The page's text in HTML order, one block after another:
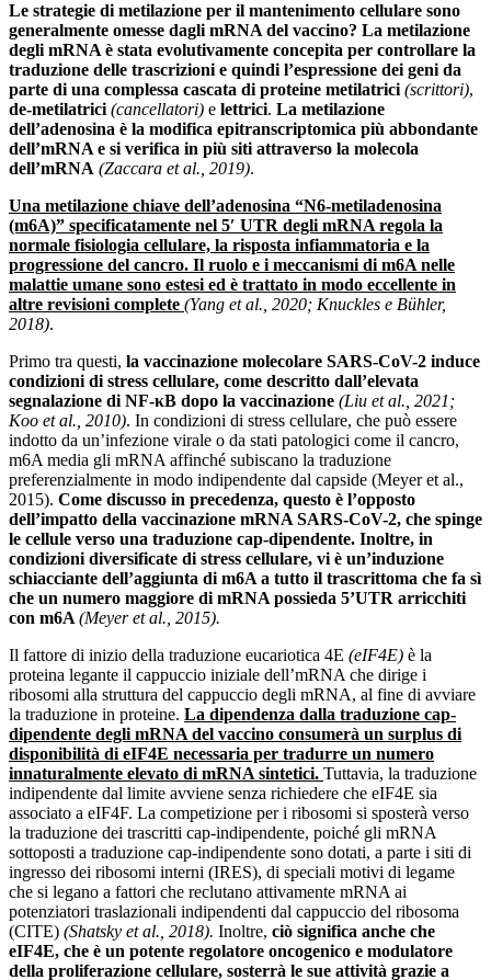
Le strategie di metilazione per il mantenimento cellulare sono
generalmente omesse dagli mRNA del vaccino? La metilazione
degli mRNA è stata evolutivamente concepita per controllare la
traduzione delle trascrizioni e quindi l’espressione dei geni da
parte di una complessa cascata di proteine metilatrici (scrittori),
de-metilatrici (cancellatori) e lettrici. La metilazione
dell’adenosina è la modifica epitranscriptomica più abbondante
dell’mRNA e si verifica in più siti attraverso la molecola
dell’mRNA (Zaccara et al., 2019).
Una metilazione chiave dell’adenosina “N6-metiladenosina
(m6A)” specificatamente nel 5′ UTR degli mRNA regola la
normale fisiologia cellulare, la risposta infiammatoria e la
progressione del cancro. Il ruolo e i meccanismi di m6A nelle
malattie umane sono estesi ed è trattato in modo eccellente in
altre revisioni complete (Yang et al., 2020; Knuckles e Bühler,
2018).
Primo tra questi, la vaccinazione molecolare SARS-CoV-2 induce
condizioni di stress cellulare, come descritto dall’elevata
segnalazione di NF-κB dopo la vaccinazione (Liu et al., 2021;
Koo et al., 2010). In condizioni di stress cellulare, che può essere
indotto da un’infezione virale o da stati patologici come il cancro,
m6A media gli mRNA affinché subiscano la traduzione
preferenzialmente in modo indipendente dal capside (Meyer et al.,
2015). Come discusso in precedenza, questo è l’opposto
dell’impatto della vaccinazione mRNA SARS-CoV-2, che spinge
le cellule verso una traduzione cap-dipendente. Inoltre, in
condizioni diversificate di stress cellulare, vi è un’induzione
schiacciante dell’aggiunta di m6A a tutto il trascrittoma che fa sì
che un numero maggiore di mRNA possieda 5’UTR arricchiti
con m6A (Meyer et al., 2015).
Il fattore di inizio della traduzione eucariotica 4E (eIF4E) è la
proteina legante il cappuccio iniziale dell’mRNA che dirige i
ribosomi alla struttura del cappuccio degli mRNA, al fine di avviare
la traduzione in proteine. La dipendenza dalla traduzione cap-
dipendente degli mRNA del vaccino consumerà un surplus di
disponibilità di eIF4E necessaria per tradurre un numero
innaturalmente elevato di mRNA sintetici. Tuttavia, la traduzione
indipendente dal limite avviene senza richiedere che eIF4E sia
associato a eIF4F. La competizione per i ribosomi si sposterà verso
la traduzione dei trascritti cap-indipendente, poiché gli mRNA
sottoposti a traduzione cap-indipendente sono dotati, a parte i siti di
ingresso dei ribosomi interni (IRES), di speciali motivi di legame
che si legano a fattori che reclutano attivamente mRNA ai
potenziatori traslazionali indipendenti dal cappuccio del ribosoma
(CITE) (Shatsky et al., 2018). Inoltre, ciò significa anche che
eIF4E, che è un potente regolatore oncogenico e modulatore
della proliferazione cellulare, sosterrà le sue attività grazie a